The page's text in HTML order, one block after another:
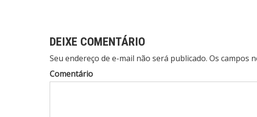
DEIXE COMENTÁRIO
Seu endereço de e-mail não será publicado. Os campos
Comentário